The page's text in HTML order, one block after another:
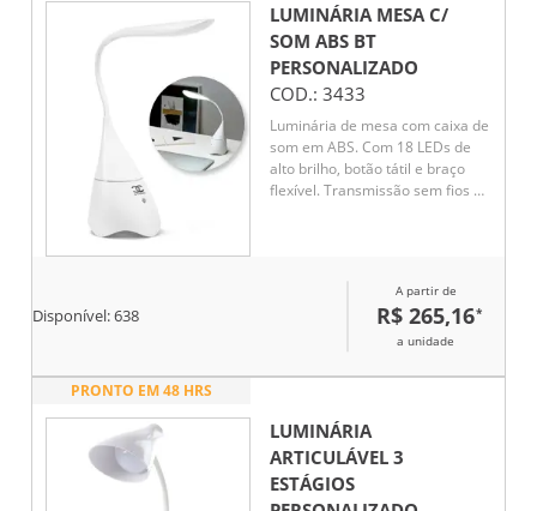
LUMINÁRIA MESA C/
SOM ABS BT
PERSONALIZADO
COD.: 3433
Luminária de mesa com caixa de
som em ABS. Com 18 LEDs de
alto brilho, botão tátil e braço
flexível. Transmissão sem fios BT
móvel. Incluso cabo USB para
Disponível:638
A partir de
R$ 265,16*
a unidade
PRONTO EM 48 HRS
LUMINÁRIA
ARTICULÁVEL 3
ESTÁGIOS